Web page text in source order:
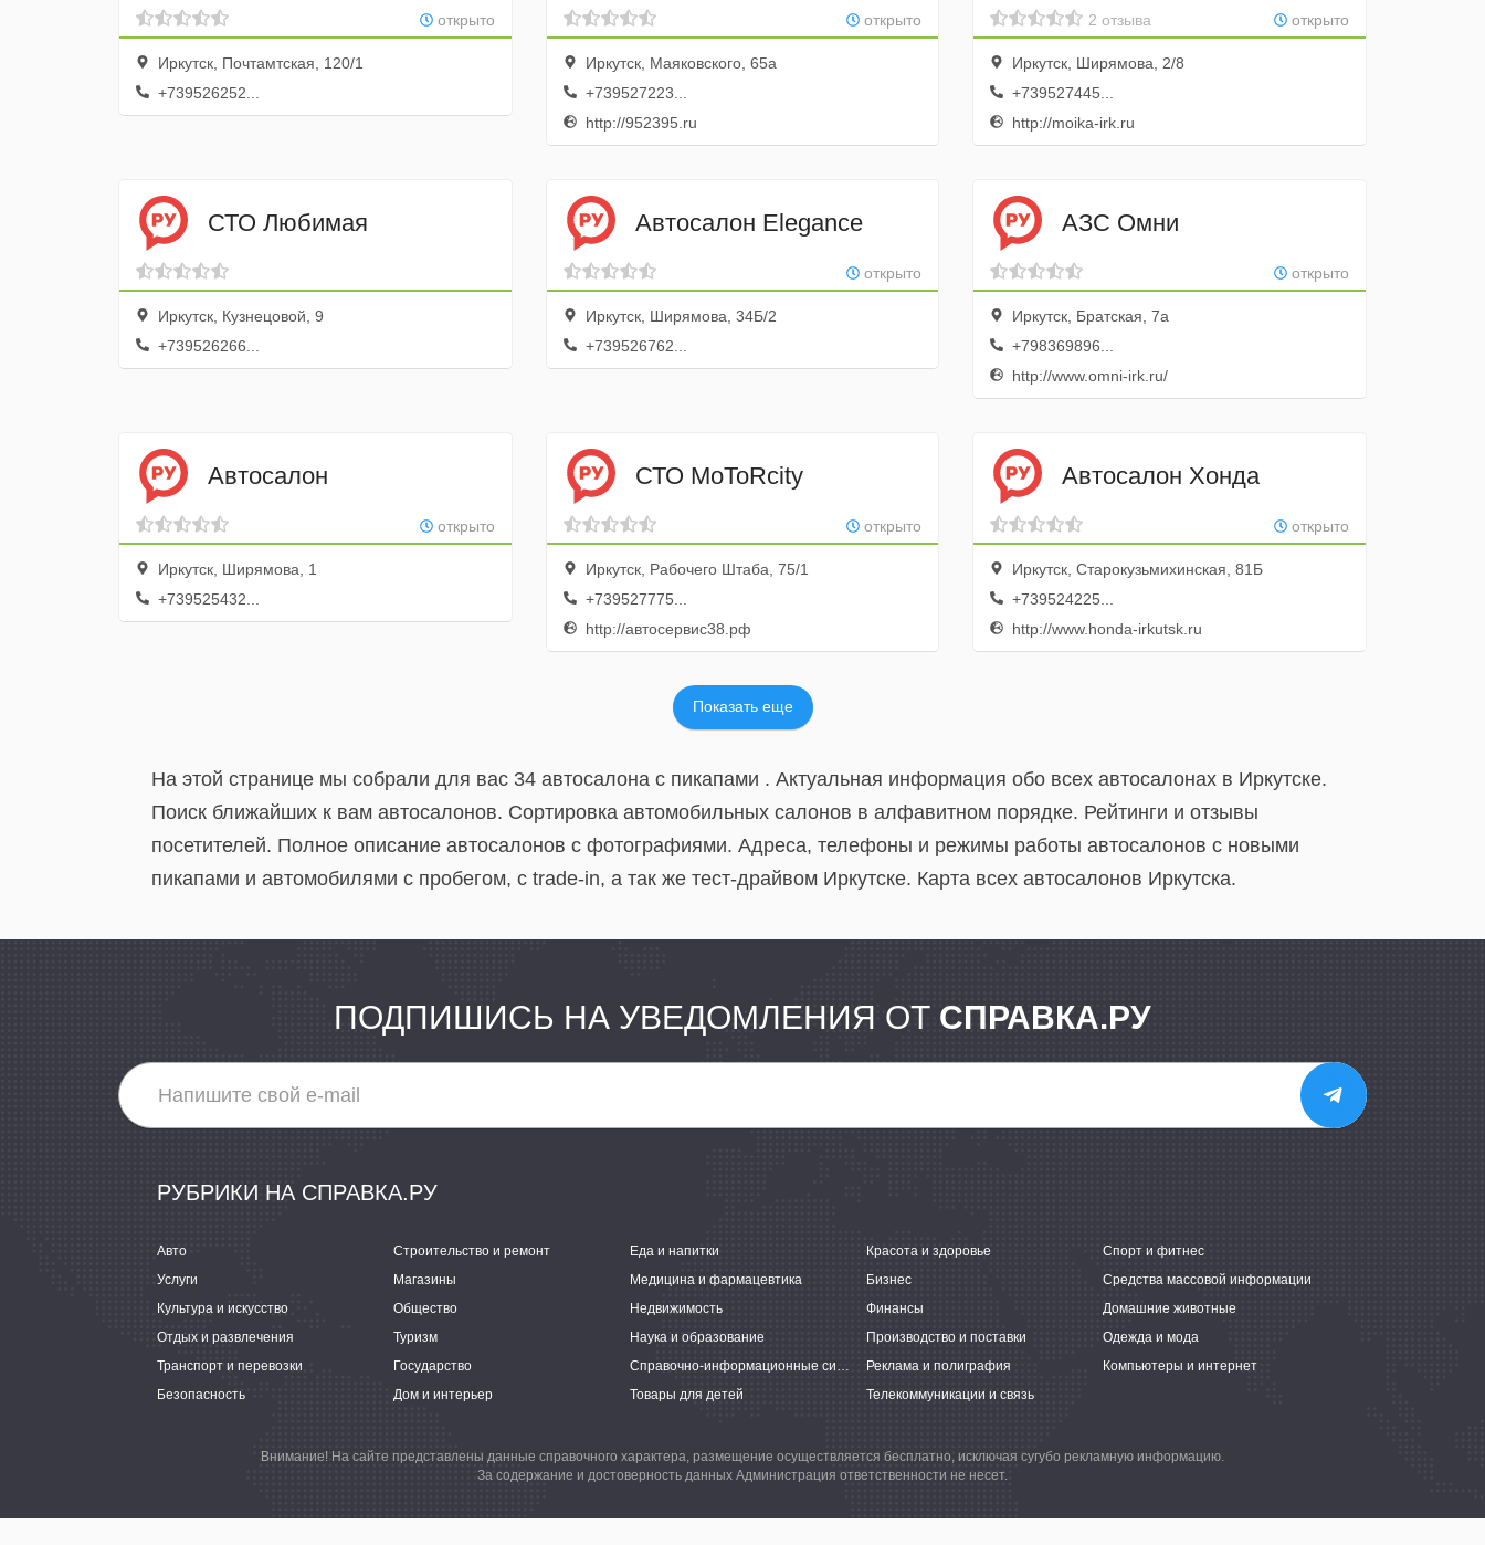
открыто
Иркутск, Почтамтская, 120/1
+739526252...
Шиноремонта
открыто
Иркутск, Маяковского, 65а
+739527223...
http://952395.ru
открыто
2 отзыва
Иркутск, Ширямова, 2/8
+739527445...
http://moika-irk.ru
СТО Любимая
Иркутск, Кузнецовой, 9
+739526266...
Автосалон Elegance
открыто
Иркутск, Ширямова, 34Б/2
+739526762...
АЗС Омни
открыто
Иркутск, Братская, 7а
+798369896...
http://www.omni-irk.ru/
Автосалон
открыто
Иркутск, Ширямова, 1
+739525432...
СТО MoToRcity
открыто
Иркутск, Рабочего Штаба, 75/1
+739527775...
http://автосервис38.рф
Автосалон Хонда
открыто
Иркутск, Старокузьмихинская, 81Б
+739524225...
http://www.honda-irkutsk.ru
Показать еще
На этой странице мы собрали для вас 34 автосалона с пикапами . Актуальная информация обо всех автосалонах в Иркутске.
Поиск ближайших к вам автосалонов. Сортировка автомобильных салонов в алфавитном порядке. Рейтинги и отзывы
посетителей. Полное описание автосалонов с фотографиями. Адреса, телефоны и режимы работы автосалонов с новыми
пикапами и автомобилями с пробегом, с trade-in, а так же тест-драйвом Иркутске. Карта всех автосалонов Иркутска.
ПОДПИШИСЬ НА УВЕДОМЛЕНИЯ ОТ СПРАВКА.РУ
РУБРИКИ НА СПРАВКА.РУ
Авто Строительство и ремонт Еда и напитки Красота и здоровье
Спорт и фитнес
Услуги
Магазины Медицина и фармацевтика Бизнес
Средства массовой информации
Культура и искусство
Общество Недвижимость Финансы
Домашние животные
Отдых и развлечения
Туризм Наука и образование Производство и поставки
Одежда и мода
Транспорт и перевозки
Государство Справочно-информационные системы Реклама и полиграфия
Компьютеры и интернет
Безопасность
Дом и интерьер Товары для детей Телекоммуникации и связь
Внимание! На сайте представлены данные справочного характера, размещение осуществляется бесплатно, исключая сугубо рекламную информацию.
За содержание и достоверность данных Администрация ответственности не несет.